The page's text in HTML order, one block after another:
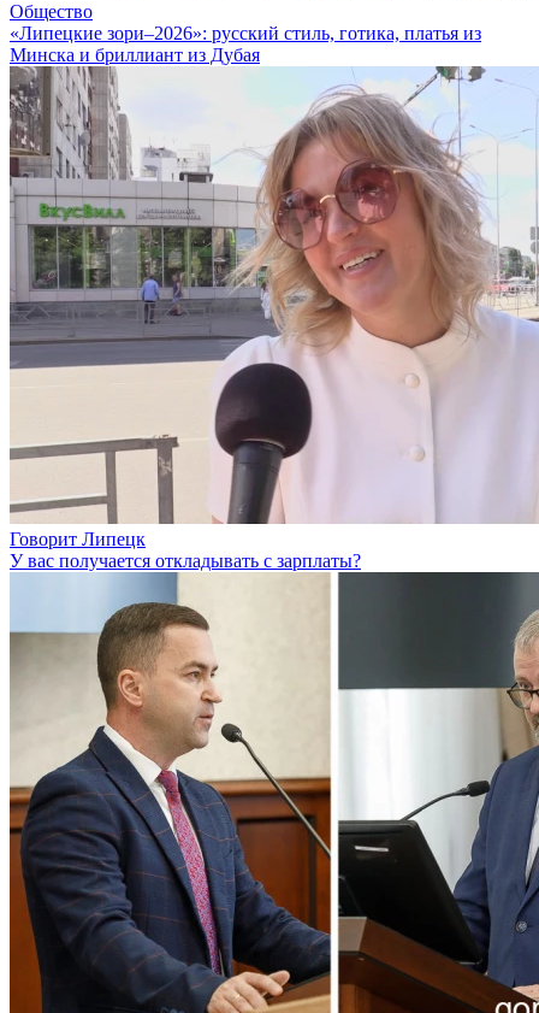
Общество
«Липецкие зори–2026»: русский стиль, готика, платья из
Минска и бриллиант из Дубая
Говорит Липецк
У вас получается откладывать с зарплаты?